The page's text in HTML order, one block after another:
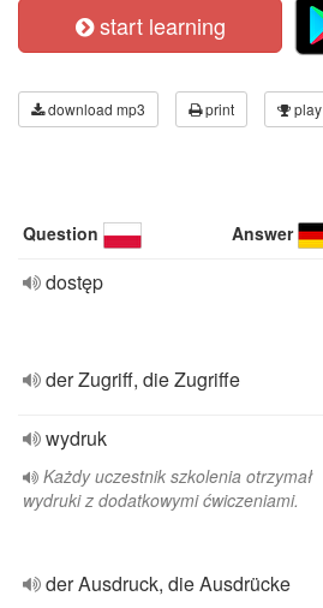
start learning
download mp3 print play
Question Answer
dostęp
der Zugriff, die Zugriffe
wydruk
Każdy uczestnik szkolenia otrzymał
wydruki z dodatkowymi ćwiczeniami.
der Ausdruck, die Ausdrücke